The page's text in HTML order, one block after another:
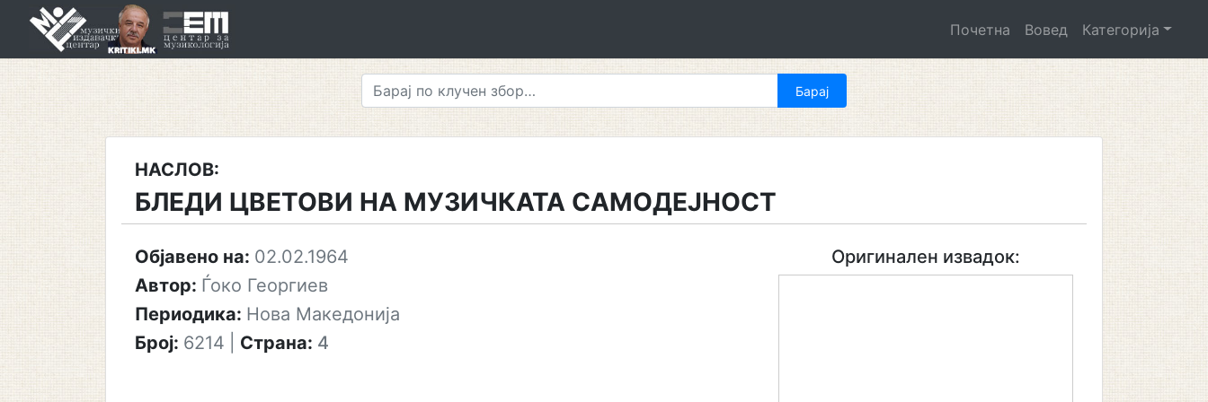
Почетна Вовед Категорија
НАСЛОВ:
БЛЕДИ ЦВЕТОВИ НА МУЗИЧКАТА САМОДЕЈНОСТ
Објавено на: 02.02.1964
Автор: Ѓоко Георгиев
Периодика: Нова Македонија
Број: 6214 Страна: 4
Оригинален извадок: